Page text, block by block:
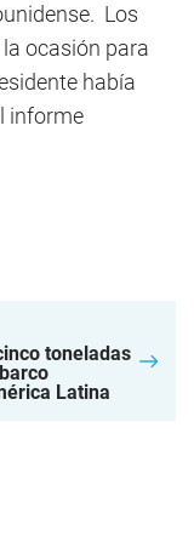
Los
ocasión para
había
informe
toneladas
Latina